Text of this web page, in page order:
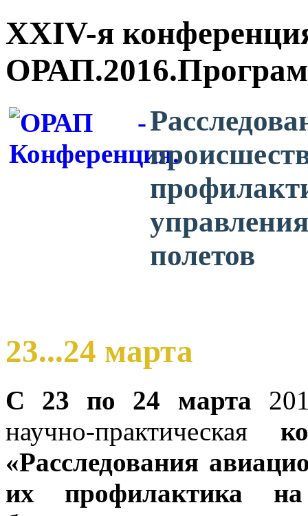
XXIV-я
полетов
23...24 марта
С 23 по 24 марта
научно-практическая
«Расследования
их профилактика